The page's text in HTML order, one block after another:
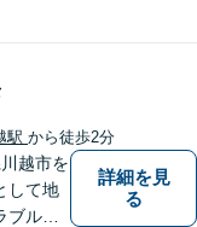
駅 から徒歩2分
越市を
して地
ル解
詳細を見
る